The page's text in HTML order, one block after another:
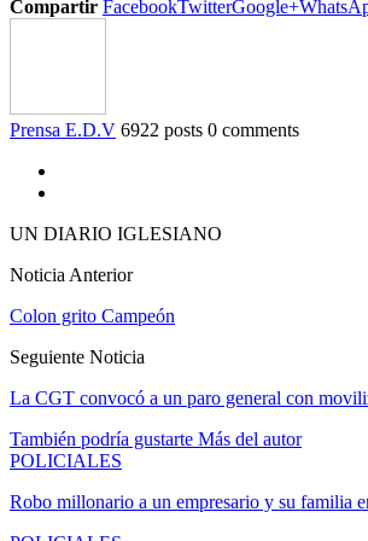
Compartir FacebookTwitterGoogle+
Prensa E.D.V 6922 posts 0 comments
UN DIARIO IGLESIANO
Noticia Anterior
Colon grito Campeón
Seguiente Noticia
La CGT convocó a un paro general con
También podría gustarte Más del autor
POLICIALES
Robo millonario a un empresario y su familia